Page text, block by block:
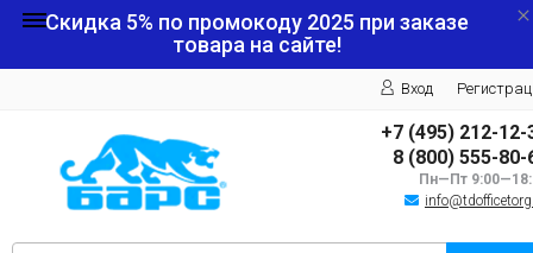
Скидка 5% по промокоду 2025 при заказе
товара на сайте!
Вход
+7 (495) 212-12-
8 (800) 555-80-
Пн—Пт